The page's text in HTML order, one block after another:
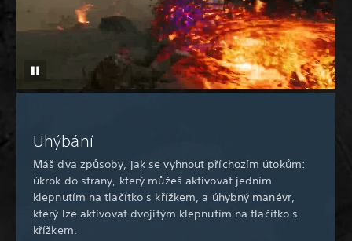
Uhýbání
Máš dva způsoby, jak se vyhnout příchozím útokům:
úkrok do strany, který můžeš aktivovat jedním
klepnutím na tlačítko s křížkem, a úhybný manévr,
který lze aktivovat dvojitým klepnutím na tlačítko s
křížkem.